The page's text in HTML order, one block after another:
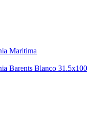
Maritima
Barents Blanco 31.5x100